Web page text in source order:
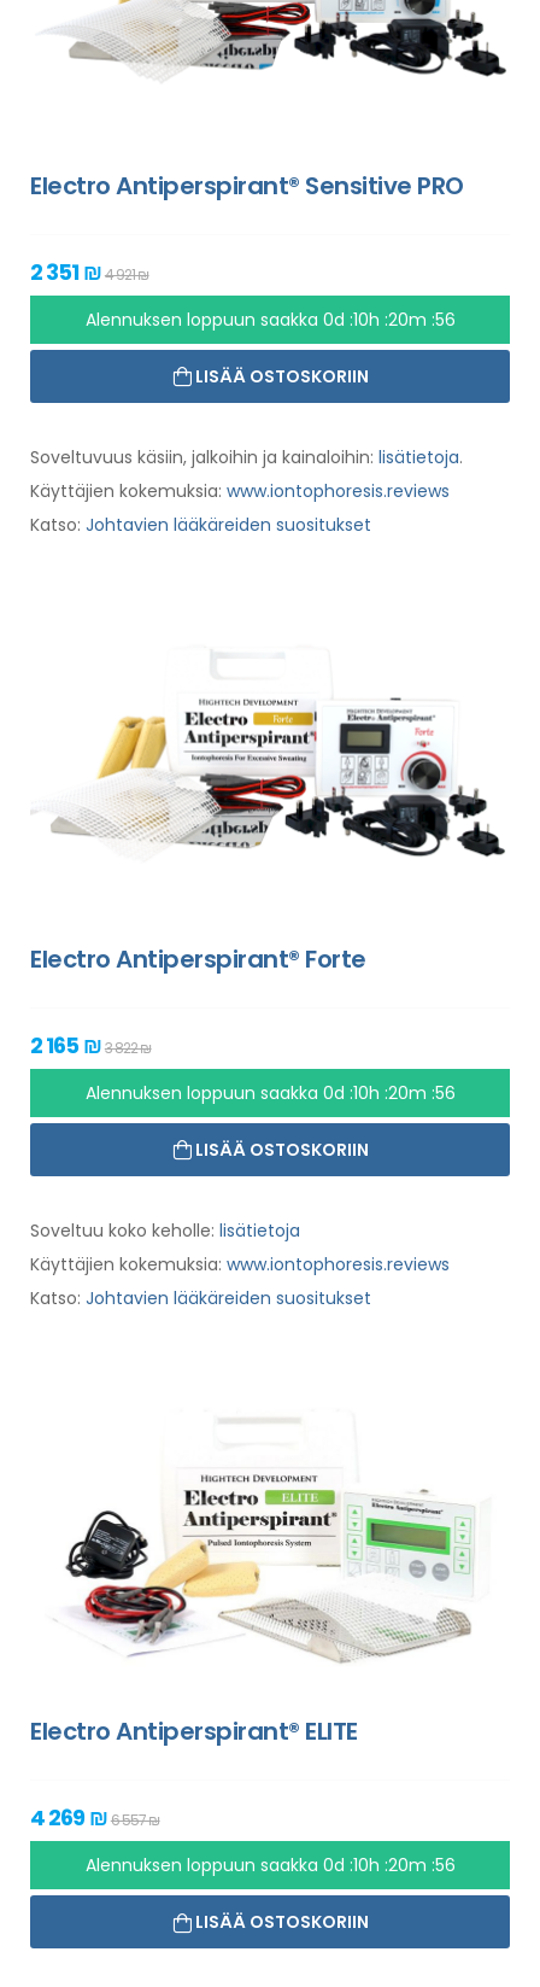
Electro Antiperspirant® Sensitive PRO
2 351 ₪4 921 ₪
Alennuksen loppuun saakka 0d :10h :20m :55
LISÄÄ OSTOSKORIIN
Soveltuvuus käsiin, jalkoihin ja kainaloihin: lisätietoja.
Käyttäjien kokemuksia: www.iontophoresis.reviews
Katso: Johtavien lääkäreiden suositukset
Electro Antiperspirant® Forte
2 165 ₪3 822 ₪
Alennuksen loppuun saakka 0d :10h :20m :55
LISÄÄ OSTOSKORIIN
Soveltuu koko keholle: lisätietoja
Käyttäjien kokemuksia: www.iontophoresis.reviews
Katso: Johtavien lääkäreiden suositukset
Electro Antiperspirant® ELITE
4 269 ₪6 557 ₪
Alennuksen loppuun saakka 0d :10h :20m :55
LISÄÄ OSTOSKORIIN